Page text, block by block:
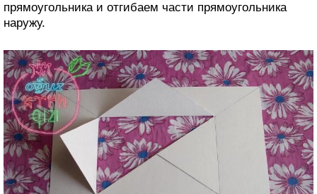
прямоугольника и отгибаем части прямоугольника
наружу.